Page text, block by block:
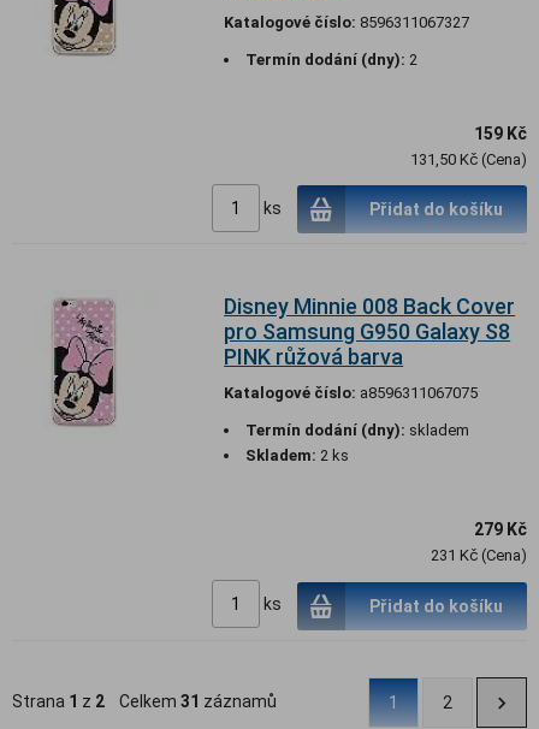
Katalogové číslo: 8596311067327
Termín dodání (dny): 2
159 Kč
131,50 Kč (Cena)
ks Přidat do košíku
Disney Minnie 008 Back Cover
pro Samsung G950 Galaxy S8
PINK růžová barva
Katalogové číslo: a8596311067075
Termín dodání (dny): skladem
Skladem: 2 ks
279 Kč
231 Kč (Cena)
ks Přidat do košíku
Strana 1 z 2 Celkem 31 záznamů 1 2